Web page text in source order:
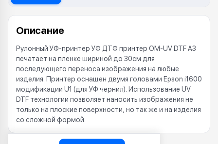
Описание
Рулонный УФ-принтер УФ ДТФ принтер OM-UV DTF A3
печатает на пленке шириной до 30см для
последующего переноса изображения на любые
изделия. Принтер оснащен двумя головами Epson i1600
модификации U1 (для УФ чернил). Использование UV
DTF технологии позволяет наносить изображения не
только на плоские поверхности, но так же и на изделия
со сложной формой.